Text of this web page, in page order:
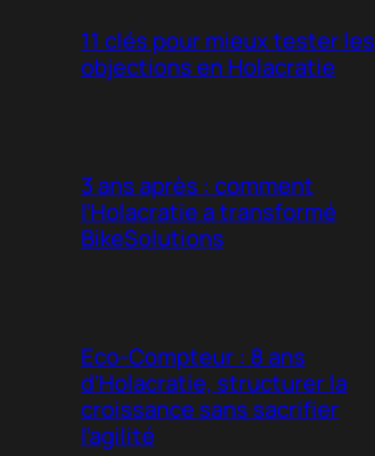
11 clés pour mieux tester les
objections en Holacratie
3 ans après : comment
l’Holacratie a transformé
BikeSolutions
Eco-Compteur : 8 ans
d’Holacratie, structurer la
croissance sans sacrifier
l’agilité